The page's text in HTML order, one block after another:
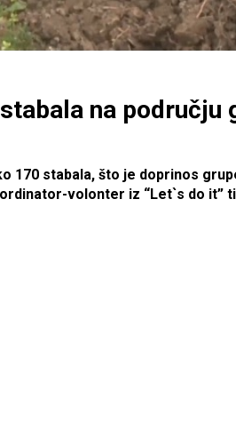
na području
170 stabala, što je doprinos
volonter iz “Let`s do it”